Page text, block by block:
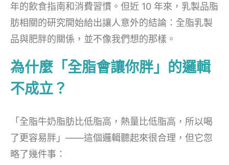
年的飲食指南和消費習慣。但近 10 年來，乳製品脂
肪相關的研究開始給出讓人意外的結論：全脂乳製
品與肥胖的關係，並不像我們想的那樣。
為什麼「全脂會讓你胖」的邏輯
不成立？
「全脂牛奶脂肪比低脂高，熱量比低脂高，所以喝
了更容易胖」——這個邏輯聽起來很合理，但它忽
略了幾件事：